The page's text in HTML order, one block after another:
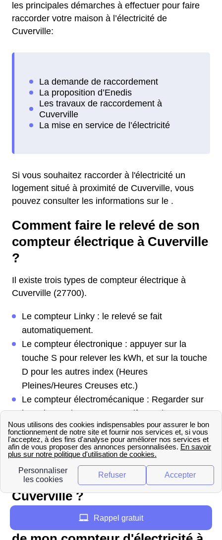
les principales démarches à effectuer pour faire
raccorder votre maison à l’électricité de
Cuverville:
Si vous souhaitez raccorder à l'électricité un
logement situé à proximité de Cuverville, vous
pouvez consulter les informations sur le .
Comment faire le relevé de son
compteur électrique à Cuverville
?
Il existe trois types de compteur électrique à
Cuverville (27700).
Le compteur Linky : le relevé se fait
automatiquement.
Le compteur électronique : appuyer sur la
touche S pour relever les kWh, et sur la touche
D pour les autres index (Heures
Pleines/Heures Creuses etc.)
Le compteur électromécanique : Regarder sur
le cadran unique pour un tarif sans heures.
Pour les heures creuses en kWH, regarder sur
le 1er cadran, et sur le 2ème cadran pour les
heures pleines.
Quels sont les tarifs d'Enedis
Cuverville ?
Comment procéder à l'ouverture
Rappel gratuit